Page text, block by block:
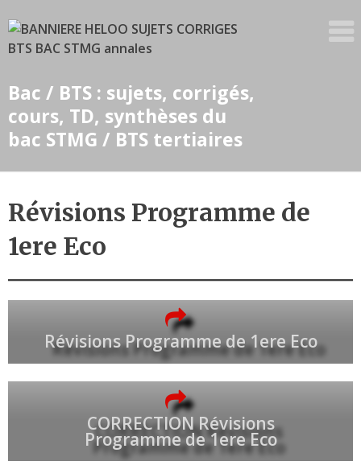
to
content
Bac / BTS : sujets, corrigés,
cours, TD, synthèses du
bac STMG / BTS tertiaires
Révisions Programme de
1ere Eco
Révisions Programme de 1ere Eco
CORRECTION Révisions
Programme de 1ere Eco